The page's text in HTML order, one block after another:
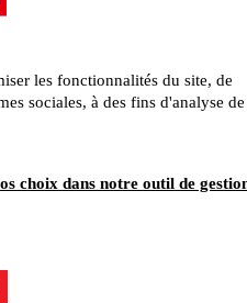
les fonctionnalités du site, de
sociales, à des fins d'analyse de
choix dans notre outil de